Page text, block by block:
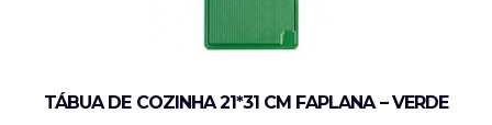
TÁBUA DE COZINHA 21*31 CM FAPLANA – VERDE